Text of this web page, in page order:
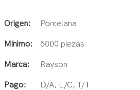
Origen: Porcelana
Mínimo: 5000 piezas
Marca: Rayson
Pago: D/A, L/C, T/T